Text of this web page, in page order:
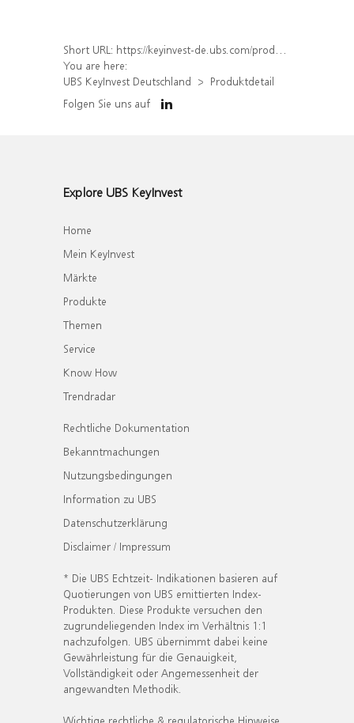
Short URL: https://keyinvest-de.ubs.com/produkt/detail/index/isin/DE000WA4BB43
You are here:
UBS KeyInvest Deutschland
Produktdetail
Folgen Sie uns auf
Explore UBS KeyInvest
Home
Mein KeyInvest
Märkte
Produkte
Themen
Service
Know How
Trendradar
Rechtliche Dokumentation
Bekanntmachungen
Nutzungsbedingungen
Information zu UBS
Datenschutzerklärung
Disclaimer / Impressum
* Die UBS Echtzeit- Indikationen basieren auf
Quotierungen von UBS emittierten Index-
Produkten. Diese Produkte versuchen den
zugrundeliegenden Index im Verhältnis 1:1
nachzufolgen. UBS übernimmt dabei keine
Gewährleistung für die Genauigkeit,
Vollständigkeit oder Angemessenheit der
angewandten Methodik.